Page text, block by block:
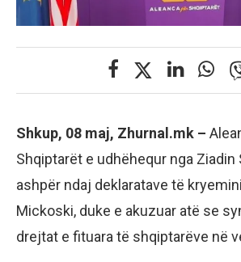
Shkup, 08 maj, Zhurnal.mk –
Shqiptarët e udhëhequr nga Ziadin
ashpër ndaj deklaratave të
Mickoski, duke e akuzuar atë se
drejtat e fituara të shqiptarëve në